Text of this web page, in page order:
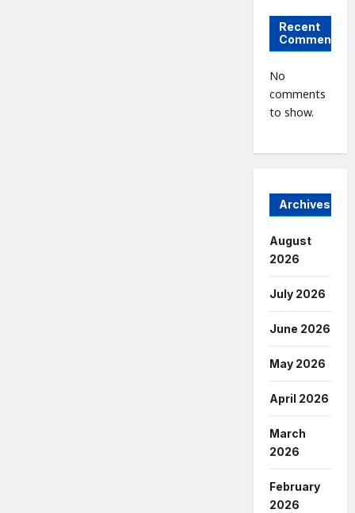
Recent
Comments
No
comments
to show.
Archives
August
2026
July 2026
June 2026
May 2026
April 2026
March
2026
February
2026